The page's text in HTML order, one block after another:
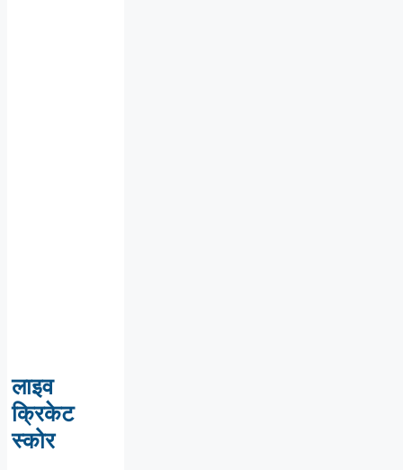
लाइव
क्रिकेट
स्कोर